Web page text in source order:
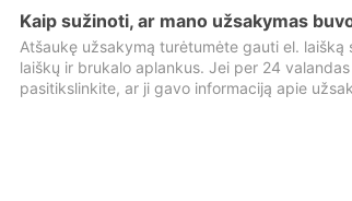
Kaip sužinoti, ar mano užsakymas
Atšaukę užsakymą turėtumėte gauti el.
laiškų ir brukalo aplankus. Jei per 24
pasitikslinkite, ar ji gavo informaciją apie